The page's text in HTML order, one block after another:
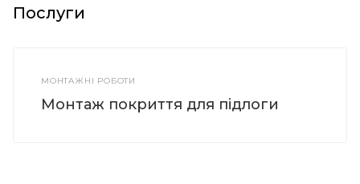
Послуги
МОНТАЖНІ РОБОТИ
Монтаж покриття для підлоги